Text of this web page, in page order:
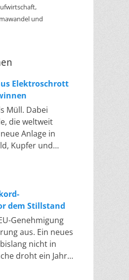
und
Elektroschrott
Müll. Dabei
die weltweit
Anlage in
Kupfer und
und Kabelreste
bis über
und
Start-up
Teesside
dem Stillstand
Genehmigung
aus. Ein neues
nicht in
droht ein Jahr,